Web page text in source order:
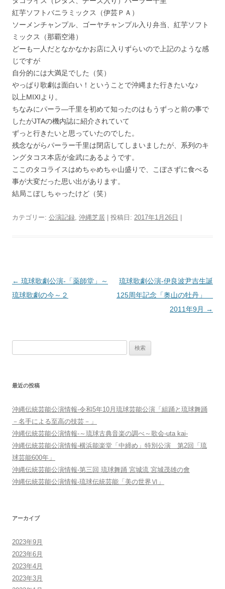
紅芋ソフトバニラミックス（伊芸ＰＡ）
ソーメンチャンプル、ゴーヤチャンプル入り弁当、紅芋ソフト
ミックス（那覇空港）
どーも一人だとなかなかお店に入りずらいので上記のような感
じですが
自分的には大満足でした（笑）
やっぱり歌劇は面白い！ということで沖縄また行きたいな♪
以上MIXIより。
ちなみにパーラ―千里を初めて知ったのはもうずっと前の事で
したがJTAの機内誌に紹介されていて
ずっと行きたいと思っていたのでした。
残念ながらパーラー千里は閉店してしまいましたが、系列のキ
ングタコス本店が金武にあるようです。
ここのタコライスはめちゃめちゃ山盛りで、こぼさずに食べる
事が大変だった思い出があります。
結局こぼしちゃったけど（笑）
カテゴリー: 公演記録 沖縄芝居 | 投稿日: 2017年1月26日
投
稿
← 琉球歌劇公演‐「薬師堂」～
琉球歌劇の今～２
琉球歌劇公演‐伊良波尹吉生誕
125周年記念「奥山の牡丹」
2011年9月 →
最近の投稿
沖縄伝統芸能公演情報-令和5年10月琉球芸能公演「組踊と琉球舞踊
－名手による至高の技芸－」
沖縄伝統芸能公演情報-～琉球古典音楽の調べ～歌会-uta kai-
沖縄伝統芸能公演情報-横浜能楽堂「中締め」特別公演 第2回「琉
球芸能600年」
沖縄伝統芸能公演情報-第三回 琉球舞踊 宮城流 宮城茂雄の會
沖縄伝統芸能公演情報-琉球伝統芸能「美の世界Ⅵ」
アーカイブ
2023年9月
2023年6月
2023年4月
2023年3月